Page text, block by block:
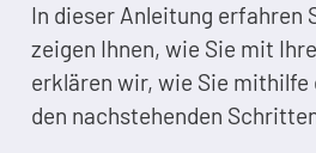
In dieser Anleitung erfahren
zeigen Ihnen, wie Sie mit
erklären wir, wie Sie
den nachstehenden